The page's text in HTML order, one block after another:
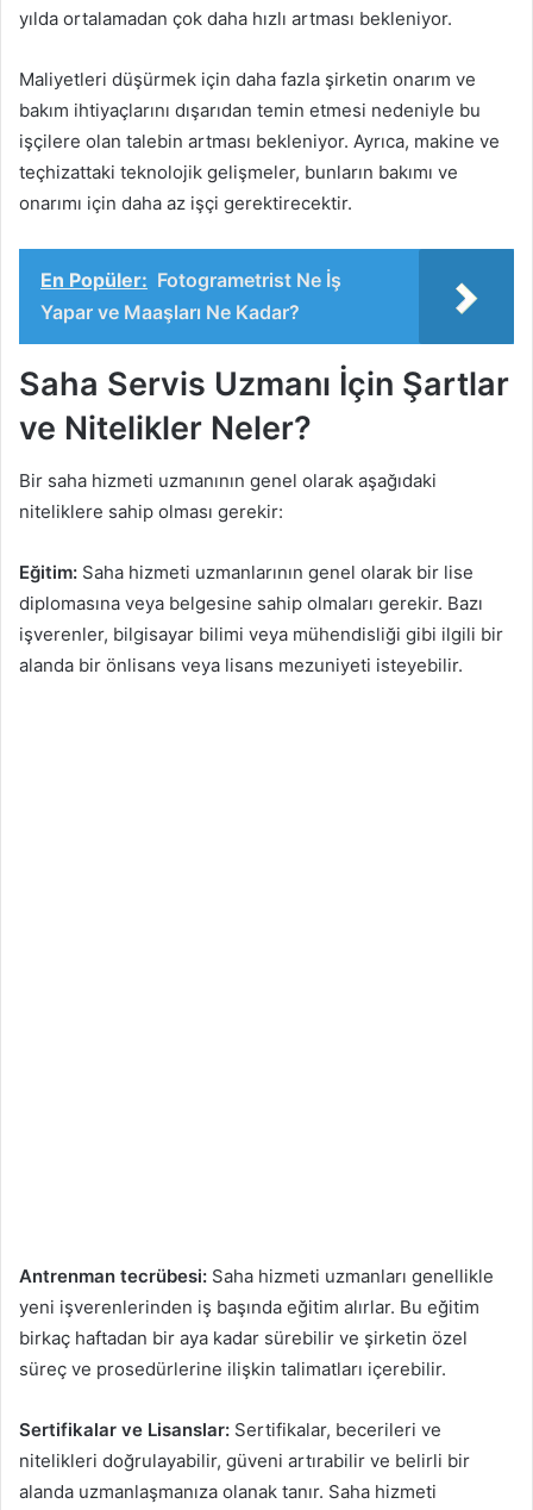
yılda ortalamadan çok daha hızlı artması bekleniyor.
Maliyetleri düşürmek için daha fazla şirketin onarım ve
bakım ihtiyaçlarını dışarıdan temin etmesi nedeniyle bu
işçilere olan talebin artması bekleniyor. Ayrıca, makine ve
teçhizattaki teknolojik gelişmeler, bunların bakımı ve
onarımı için daha az işçi gerektirecektir.
En Popüler: Fotogrametrist Ne İş
Yapar ve Maaşları Ne Kadar?
Saha Servis Uzmanı İçin Şartlar
ve Nitelikler Neler?
Bir saha hizmeti uzmanının genel olarak aşağıdaki
niteliklere sahip olması gerekir:
Eğitim: Saha hizmeti uzmanlarının genel olarak bir lise
diplomasına veya belgesine sahip olmaları gerekir. Bazı
işverenler, bilgisayar bilimi veya mühendisliği gibi ilgili bir
alanda bir önlisans veya lisans mezuniyeti isteyebilir.
Antrenman tecrübesi: Saha hizmeti uzmanları genellikle
yeni işverenlerinden iş başında eğitim alırlar. Bu eğitim
birkaç haftadan bir aya kadar sürebilir ve şirketin özel
süreç ve prosedürlerine ilişkin talimatları içerebilir.
Sertifikalar ve Lisanslar: Sertifikalar, becerileri ve
nitelikleri doğrulayabilir, güveni artırabilir ve belirli bir
alanda uzmanlaşmanıza olanak tanır. Saha hizmeti